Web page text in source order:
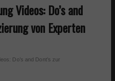
Videos: Do’s and
von Experten
Do’s and Dont’s zur